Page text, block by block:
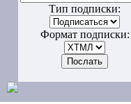
Тип подписки:
Формат подписки: